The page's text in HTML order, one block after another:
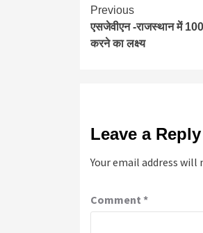
Continue
Reading
Previous
एसजेवीएन -राजस्थान में
करने का लक्ष्य
Leave a Reply
Your email address will
Comment *